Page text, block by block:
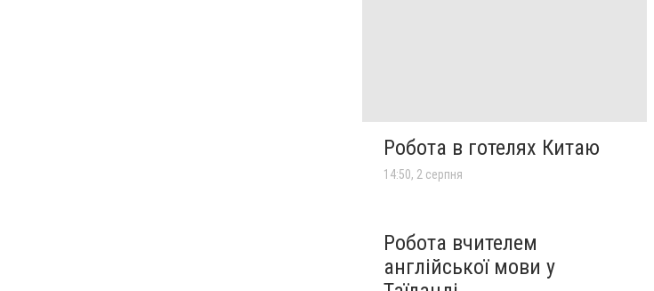
Робота в готелях Китаю
14:50, 2 серпня
Робота вчителем
англійської мови у